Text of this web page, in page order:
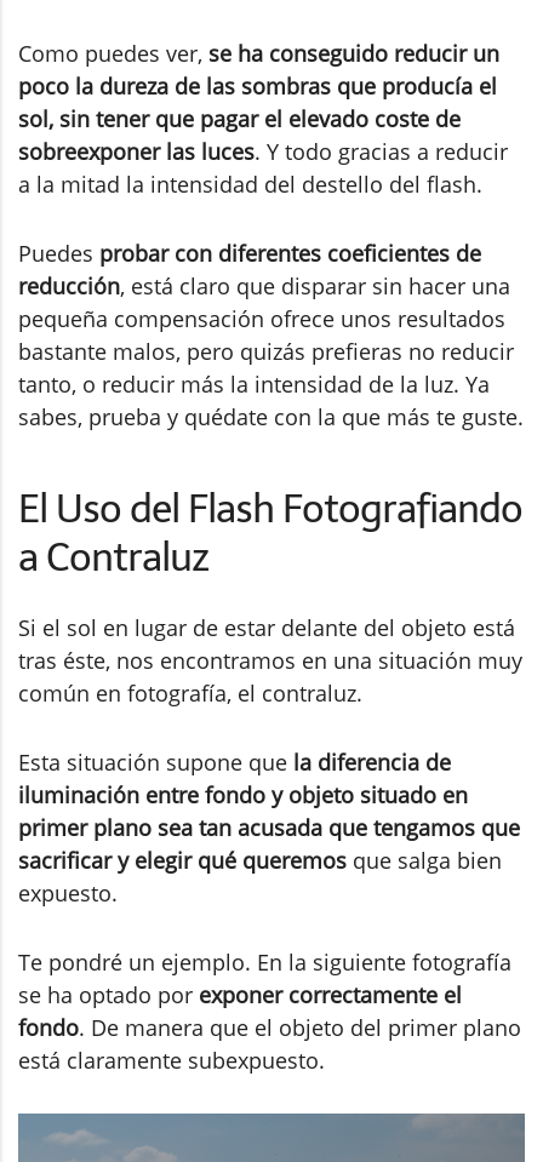
Como puedes ver, se ha conseguido reducir un
poco la dureza de las sombras que producía el
sol, sin tener que pagar el elevado coste de
sobreexponer las luces. Y todo gracias a reducir
a la mitad la intensidad del destello del flash.
Puedes probar con diferentes coeficientes de
reducción, está claro que disparar sin hacer una
pequeña compensación ofrece unos resultados
bastante malos, pero quizás prefieras no reducir
tanto, o reducir más la intensidad de la luz. Ya
sabes, prueba y quédate con la que más te guste.
El Uso del Flash Fotografiando
a Contraluz
Si el sol en lugar de estar delante del objeto está
tras éste, nos encontramos en una situación muy
común en fotografía, el contraluz.
Esta situación supone que la diferencia de
iluminación entre fondo y objeto situado en
primer plano sea tan acusada que tengamos que
sacrificar y elegir qué queremos que salga bien
expuesto.
Te pondré un ejemplo. En la siguiente fotografía
se ha optado por exponer correctamente el
fondo. De manera que el objeto del primer plano
está claramente subexpuesto.